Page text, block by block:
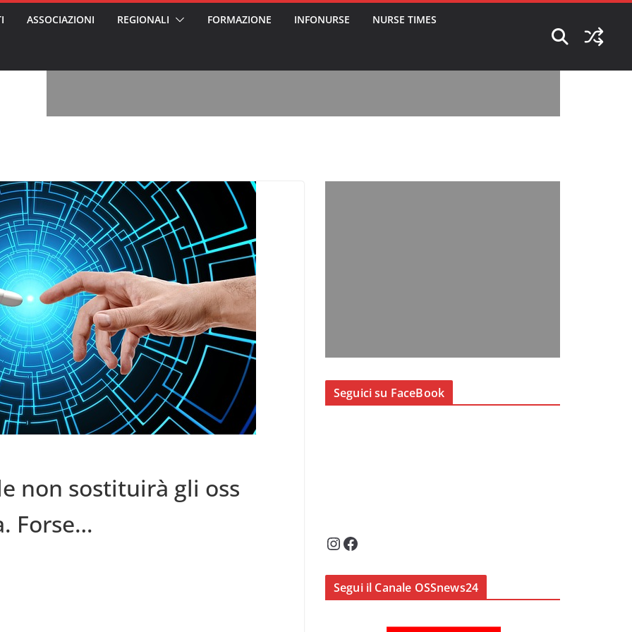
l’analisi di
gli oss?”
abusi
agli
di riposo
ASSOCIAZIONI REGIONALI FORMAZIONE INFONURSE NURSE TIMES
non sostituirà gli oss
Forse…
Seguici su FaceBook
InstagramFacebook
Segui il Canale OSSnews24